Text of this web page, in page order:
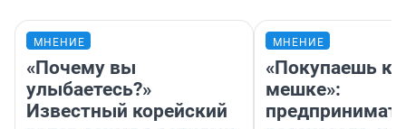
МНЕНИЕ
«Почему вы
улыбаетесь?»
Известный корейский
МНЕНИЕ
«Покупаешь
мешке»: